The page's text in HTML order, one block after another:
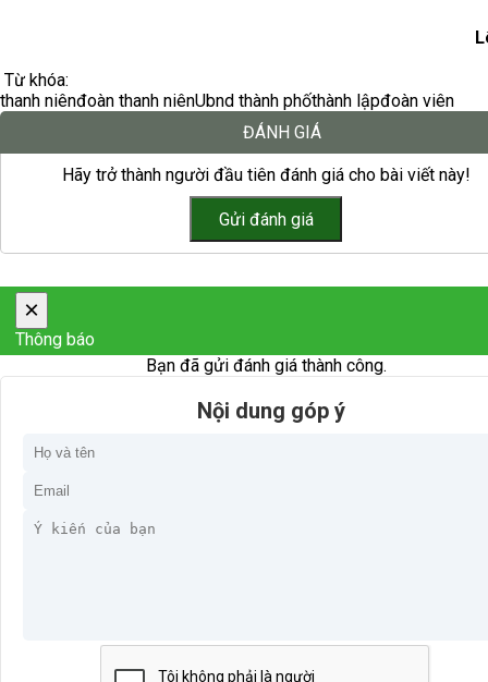
Từ khóa:
thanh niênđoàn thanh niênUbnd thành phốthành lậpđoàn viên
ĐÁNH GIÁ
Hãy trở thành người đầu tiên đánh giá cho bài viết này!
×
Thông báo
Bạn đã gửi đánh giá thành công.
Nội dung góp ý